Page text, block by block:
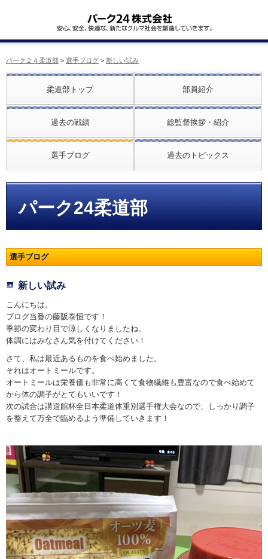
パーク２４柔道部 > 選手ブログ > 新しい試み
柔道部トップ 部員紹介
過去の戦績 総監督挨拶・紹介
選手ブログ 過去のトピックス
パーク24柔道部
選手ブログ
新しい試み
こんにちは。
ブログ当番の藤阪泰恒です！
季節の変わり目で涼しくなりましたね。
体調にはみなさん気を付けてください！
さて、私は最近あるものを食べ始めました。
それはオートミールです。
オートミールは栄養価も非常に高くて食物繊維も豊富なので食べ始めて
から体の調子がとてもいいです！
次の試合は講道館杯全日本柔道体重別選手権大会なので、しっかり調子
を整えて万全で臨めるよう準備していきます！